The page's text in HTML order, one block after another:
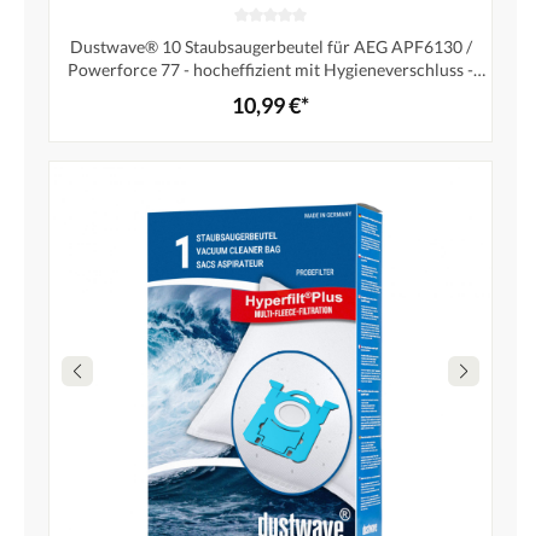
Dustwave® 10 Staubsaugerbeutel für AEG APF6130 /
Powerforce 77 - hocheffizient mit Hygieneverschluss -
Made in Germany
10,99 €*